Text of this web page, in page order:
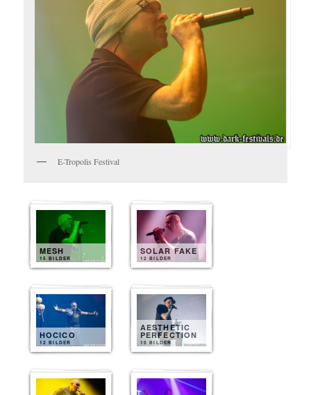
E-Tropolis Festival
MESH
15 BILDER
SOLAR FAKE
12 BILDER
HOCICO
12 BILDER
AESTHETIC
PERFECTION
10 BILDER